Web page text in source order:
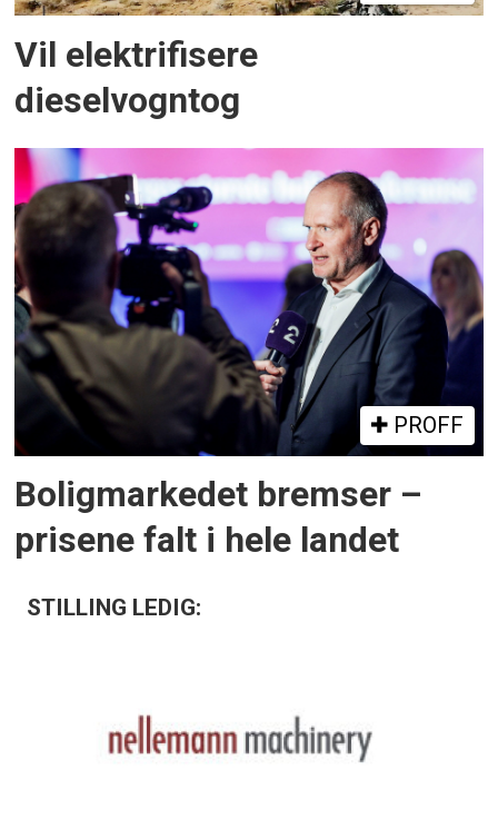
Vil elektrifisere
dieselvogntog
PROFF
Boligmarkedet bremser –
prisene falt i hele landet
STILLING LEDIG: